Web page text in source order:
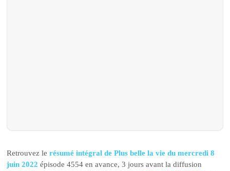
Retrouvez lerésumé intégral de Plus belle la vie du mercredi 8
juin 2022 épisode 4554 en avance, 3 jours avant la diffusion